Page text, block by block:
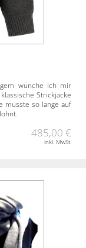
wünche ich mir
Strickjacke
musste so lange auf
485,00 €
inkl. MwSt.